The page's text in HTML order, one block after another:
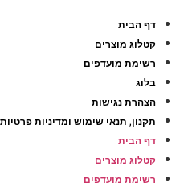
דף הבית
קטלוג מוצרים
רשימת מועדפים
בלוג
הצהרת נגישות
תקנון, תנאי שימוש ומדיניות פרטיות
דף הבית
קטלוג מוצרים
רשימת מועדפים